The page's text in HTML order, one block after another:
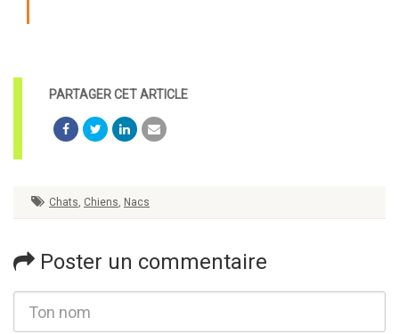
Chats, Chiens, Nacs
Poster un commentaire